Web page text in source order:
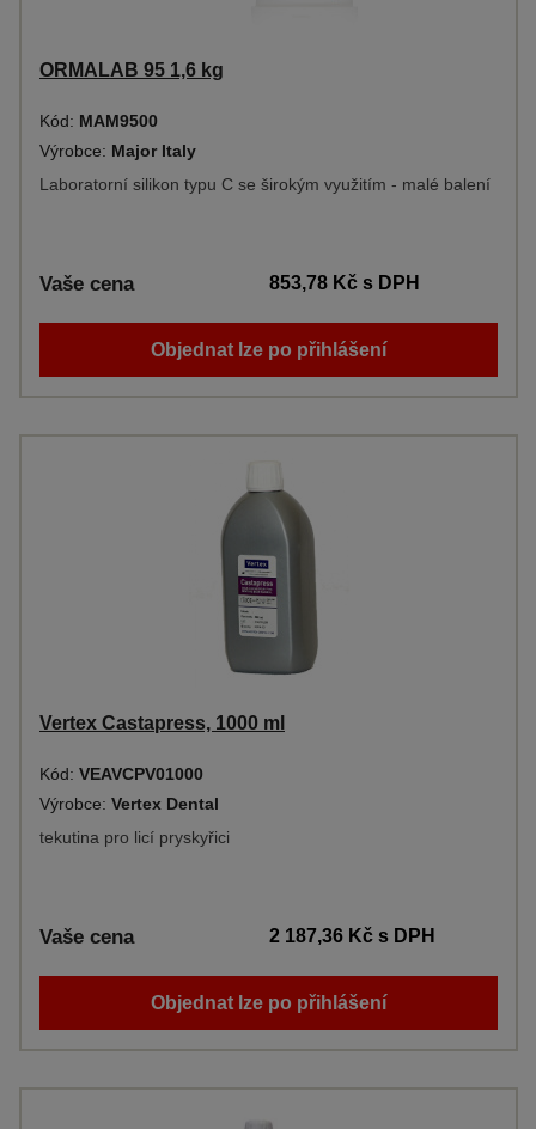
ORMALAB 95 1,6 kg
Kód: MAM9500
Výrobce: Major Italy
Laboratorní silikon typu C se širokým využitím - malé balení
Vaše cena 853,78 Kčs DPH
Objednat lze po přihlášení
Vertex Castapress, 1000 ml
Kód: VEAVCPV01000
Výrobce: Vertex Dental
tekutina pro licí pryskyřici
Vaše cena 2 187,36 Kčs DPH
Objednat lze po přihlášení